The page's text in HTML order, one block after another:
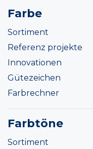
Farbe
Sortiment
Referenz projekte
Innovationen
Gütezeichen
Farbrechner
Farbtöne
Sortiment